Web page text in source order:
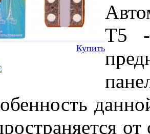
Купить
T5 -